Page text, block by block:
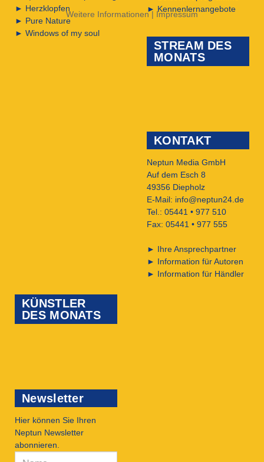
► Herzklopfen
► Pure Nature
► Windows of my soul
► Kennenlernangebote
STREAM DES
MONATS
KONTAKT
Neptun Media GmbH
Auf dem Esch 8
49356 Diepholz
E-Mail: info@neptun24.de
Tel.: 05441 • 977 510
Fax: 05441 • 977 555
► Ihre Ansprechpartner
► Information für Autoren
► Information für Händler
KÜNSTLER
DES MONATS
Newsletter
Hier können Sie Ihren
Neptun Newsletter
abonnieren.
Weitere Informationen| Impressum